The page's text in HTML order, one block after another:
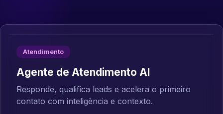
Atendimento
Agente de Atendimento AI
Responde, qualifica leads e acelera o primeiro
contato com inteligência e contexto.